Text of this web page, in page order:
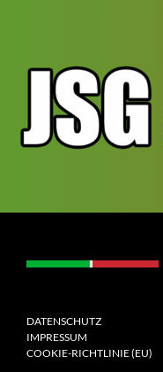
[jugendspielgemeinschaft
DATENSCHUTZ
IMPRESSUM
COOKIE-RICHTLINIE (EU)